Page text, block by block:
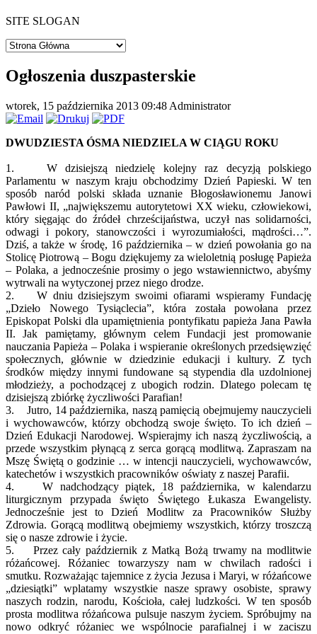
SITE SLOGAN
Ogłoszenia duszpasterskie
wtorek, 15 października 2013 09:48 Administrator
DWUDZIESTA ÓSMA NIEDZIELA W CIĄGU ROKU
1. W dzisiejszą niedzielę kolejny raz decyzją polskiego
Parlamentu w naszym kraju obchodzimy Dzień Papieski. W ten
sposób naród polski składa uznanie Błogosławionemu Janowi
Pawłowi II, „największemu autorytetowi XX wieku, człowiekowi,
który sięgając do źródeł chrześcijaństwa, uczył nas solidarności,
odwagi i pokory, stanowczości i wyrozumiałości, mądrości…”.
Dziś, a także w środę, 16 października – w dzień powołania go na
Stolicę Piotrową – Bogu dziękujemy za wieloletnią posługę Papieża
– Polaka, a jednocześnie prosimy o jego wstawiennictwo, abyśmy
wytrwali na wytyczonej przez niego drodze.
2. W dniu dzisiejszym swoimi ofiarami wspieramy Fundację
„Dzieło Nowego Tysiąclecia”, która została powołana przez
Episkopat Polski dla upamiętnienia pontyfikatu papieża Jana Pawła
II. Jak pamiętamy, głównym celem Fundacji jest promowanie
nauczania Papieża – Polaka i wspieranie określonych przedsięwzięć
społecznych, głównie w dziedzinie edukacji i kultury. Z tych
środków między innymi fundowane są stypendia dla uzdolnionej
młodzieży, a pochodzącej z ubogich rodzin. Dlatego polecam tę
dzisiejszą zbiórkę życzliwości Parafian!
3. Jutro, 14 października, naszą pamięcią obejmujemy nauczycieli
i wychowawców, którzy obchodzą swoje święto. To ich dzień –
Dzień Edukacji Narodowej. Wspierajmy ich naszą życzliwością, a
przede wszystkim płynącą z serca gorącą modlitwą. Zapraszam na
Mszę Świętą o godzinie … w intencji nauczycieli, wychowawców,
katechetów i wszystkich pracowników oświaty z naszej Parafii.
4. W nadchodzący piątek, 18 października, w kalendarzu
liturgicznym przypada święto Świętego Łukasza Ewangelisty.
Jednocześnie jest to Dzień Modlitw za Pracowników Służby
Zdrowia. Gorącą modlitwą obejmiemy wszystkich, którzy troszczą
się o nasze zdrowie i życie.
5. Przez cały październik z Matką Bożą trwamy na modlitwie
różańcowej. Różaniec towarzyszy nam w chwilach radości i
smutku. Rozważając tajemnice z życia Jezusa i Maryi, w różańcowe
„dziesiątki” wplatamy wszystkie nasze sprawy osobiste, sprawy
naszych rodzin, narodu, Kościoła, całej ludzkości. W ten sposób
prosta modlitwa różańcowa pulsuje naszym życiem. Spróbujmy na
nowo odkryć różaniec we wspólnocie parafialnej i w zaciszu